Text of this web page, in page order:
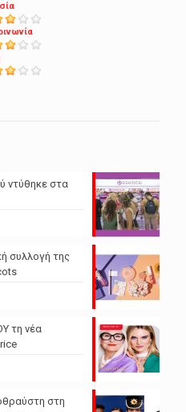
ντύθηκε στα
συλλογή της
τη νέα
στη